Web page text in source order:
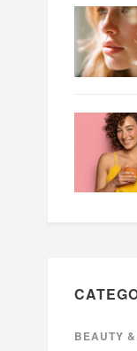
BEAUTY